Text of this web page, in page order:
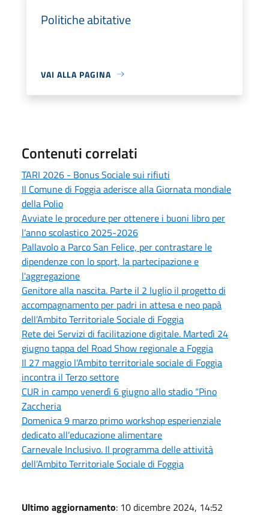
Politiche abitative
VAI ALLA PAGINA
Contenuti correlati
TARI 2026 - Bonus Sociale sui rifiuti
Il Comune di Foggia aderisce alla Giornata mondiale
della Polio
Avviate le procedure per ottenere i buoni libro per
l’anno scolastico 2025-2026
Pallavolo a Parco San Felice, per contrastare le
dipendenze con lo sport, la partecipazione e
l'aggregazione
Genitore alla nascita. Parte il 2 luglio il progetto di
accompagnamento per padri in attesa e neo papà
dell’Ambito Territoriale Sociale di Foggia
Rete dei Servizi di facilitazione digitale. Martedì 24
giugno tappa del Road Show regionale a Foggia
Il 27 maggio l’Ambito territoriale sociale di Foggia
incontra il Terzo settore
CUR in campo venerdì 6 giugno allo stadio “Pino
Zaccheria
Domenica 9 marzo primo workshop esperienziale
dedicato all’educazione alimentare
Carnevale Inclusivo. Il programma delle attività
dell’Ambito Territoriale Sociale di Foggia
Ultimo aggiornamento: 10 dicembre 2024, 14:52